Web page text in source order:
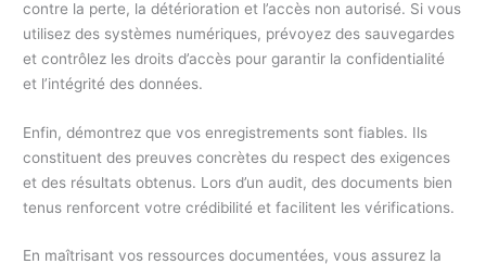
contre la perte, la détérioration et l’accès non autorisé. Si vous
utilisez des systèmes numériques, prévoyez des sauvegardes
et contrôlez les droits d’accès pour garantir la confidentialité
et l’intégrité des données.
Enfin, démontrez que vos enregistrements sont fiables. Ils
constituent des preuves concrètes du respect des exigences
et des résultats obtenus. Lors d’un audit, des documents bien
tenus renforcent votre crédibilité et facilitent les vérifications.
En maîtrisant vos ressources documentées, vous assurez la